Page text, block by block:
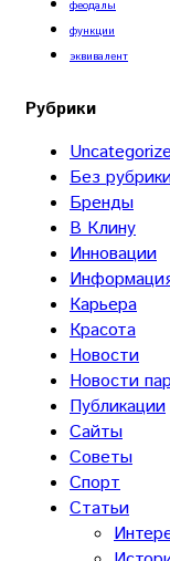
феодалы
функции
эквивалент
Рубрики
Без
Бренды
В Клину
Инновации
Карьера
Красота
Новости
Новости
Публикации
Сайты
Советы
Спорт
Статьи